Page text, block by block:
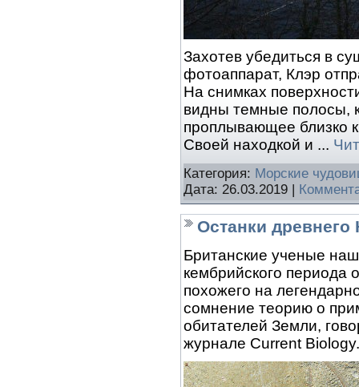
Захотев убедиться в
фотоаппарат, Клэр
На снимках
видны темные полосы,
проплывающее близко
Своей находкой и ...
Категория: Морские
Дата: 26.03.2019
Останки древнего
Британские ученые
кембрийского периода
похожего на
сомнение теорию о
обитателей Земли,
журнале Current Biology.